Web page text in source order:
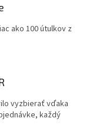
ako 100 útulkov z
vyzbierať vďaka
každý